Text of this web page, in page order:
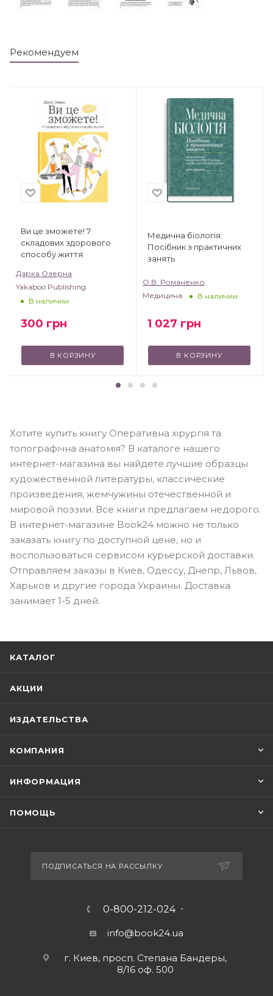
Рекомендуем
Ви це зможете! 7
складових здорового
способу життя
Дарка Озерна
Yakaboo Publishing
В наличии
300 грн
В КОРЗИНУ
Медична біологія.
Посібник з практичних
занять
О.В. Романенко
Медицина
В наличии
1 027 грн
В КОРЗИНУ
Хотите купить книгу Оперативна хірургія та
топографічна анатомія? В каталоге нашего
интернет-магазина вы найдете лучшие образцы
художественной литературы, классические
произведения, жемчужины отечественной и
мировой поэзии. Все книги предлагаем недорого.
В интернет-магазине Book24 можно не только
заказать книгу по доступной цене, но и
воспользоваться сервисом курьерской доставки.
Отправляем заказы в Киев, Одессу, Днепр, Львов,
Харьков и другие города Украины. Доставка
занимает 1-5 дней.
КАТАЛОГ
АКЦИИ
ИЗДАТЕЛЬСТВА
КОМПАНИЯ
ИНФОРМАЦИЯ
ПОМОЩЬ
ПОДПИСАТЬСЯ НА РАССЫЛКУ
0-800-212-024
info@book24.ua
г. Киев, просп. Степана Бандеры,
8/16 оф. 500